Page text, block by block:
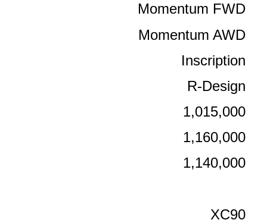
Momentum FWD
Momentum AWD
Inscription
R-Design
1,015,000
1,160,000
1,140,000
XC90